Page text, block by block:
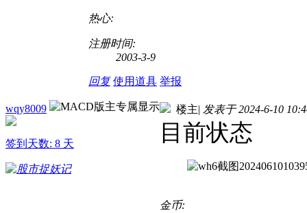
热心:
注册时间:
2003-3-9
回复 使用道具 举报
wqy8009
签到天数: 8 天
楼主| 发表于 2024-6-10
目前状态
金币: